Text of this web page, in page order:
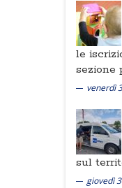
le
sezione
venerdì
sul
giovedì